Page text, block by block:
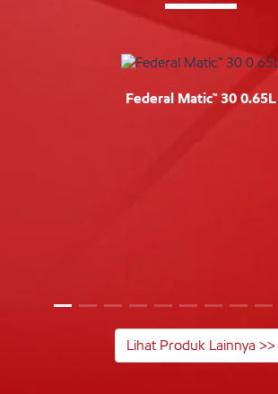
Federal Matic™ 30 0.65L
Lihat Produk Lainnya >>